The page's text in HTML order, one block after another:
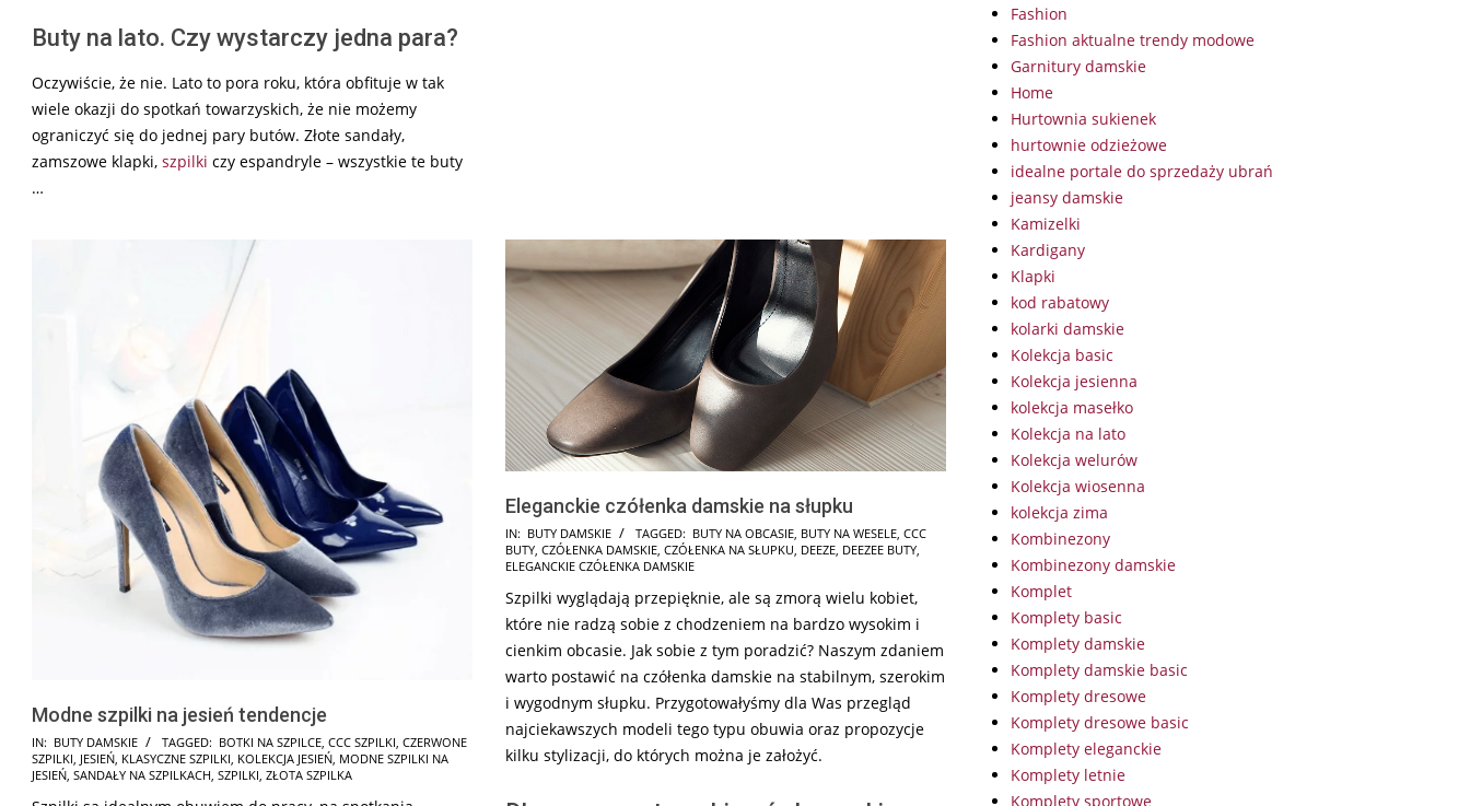
Buty na lato. Czy wystarczy jedna para?
Oczywiście, że nie. Lato to pora roku, która obfituje w tak
wiele okazji do spotkań towarzyskich, że nie możemy
ograniczyć się do jednej pary butów. Złote sandały,
zamszowe klapki, szpilki czy espandryle – wszystkie te buty
…
Modne szpilki na jesień tendencje
2025-
07-
IN: BUTY DAMSKIE TAGGED: BOTKI NA SZPILCE, CCC SZPILKI, CZERWONE
SZPILKI, JESIEŃ, KLASYCZNE SZPILKI, KOLEKCJA JESIEŃ, MODNE SZPILKI NA
JESIEŃ, SANDAŁY NA SZPILKACH, SZPILKI, ZŁOTA SZPILKA
Eleganckie czółenka damskie na słupku
2025-
07-
IN: BUTY DAMSKIE TAGGED: BUTY NA OBCASIE, BUTY NA WESELE, CCC
BUTY, CZÓŁENKA DAMSKIE, CZÓŁENKA NA SŁUPKU, DEEZE, DEEZEE BUTY,
ELEGANCKIE CZÓŁENKA DAMSKIE
Szpilki wyglądają przepięknie, ale są zmorą wielu kobiet,
które nie radzą sobie z chodzeniem na bardzo wysokim i
cienkim obcasie. Jak sobie z tym poradzić? Naszym zdaniem
warto postawić na czółenka damskie na stabilnym, szerokim
i wygodnym słupku. Przygotowałyśmy dla Was przegląd
najciekawszych modeli tego typu obuwia oraz propozycje
kilku stylizacji, do których można je założyć.
Fashion
Fashion aktualne trendy modowe
Garnitury damskie
Home
Hurtownia sukienek
hurtownie odzieżowe
idealne portale do sprzedaży ubrań
jeansy damskie
Kamizelki
Kardigany
Klapki
kod rabatowy
kolarki damskie
Kolekcja basic
Kolekcja jesienna
kolekcja masełko
Kolekcja na lato
Kolekcja welurów
Kolekcja wiosenna
kolekcja zima
Kombinezony
Kombinezony damskie
Komplet
Komplety basic
Komplety damskie
Komplety damskie basic
Komplety dresowe
Komplety dresowe basic
Komplety eleganckie
Komplety letnie
Komplety sportowe